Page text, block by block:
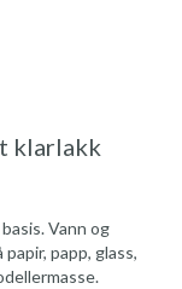
klarlakk
Vann og
papp, glass,